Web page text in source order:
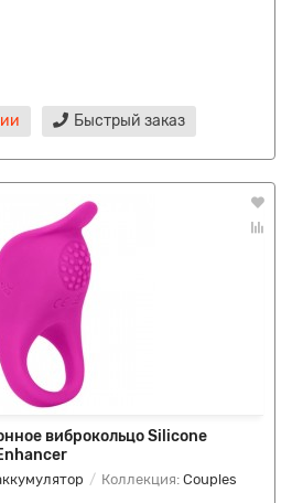
Быстрый заказ
виброкольцо Silicone
Коллекция: Couples